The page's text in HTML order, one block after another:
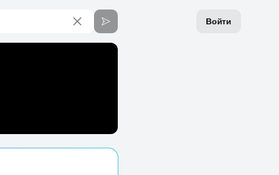
Войти